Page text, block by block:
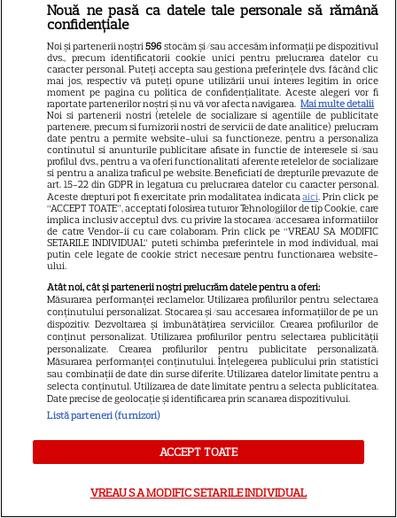
Scorpionii au șansa de a privi
dincolo de aparențe
Tragerile loto din 30 iulie 2026.
Numerele câştigătoare
extrase joi
De ce să nu arunci semințele
de la pepenele roșu – ce
beneficii au
de caniculă: când, cât şi cum
Nouă ne pasă ca datele tale personale să rămână
confidențiale
Noi și partenerii noștri596 stocăm și/sau accesăm informații pe dispozitivul
dvs., precum identificatorii cookie unici pentru prelucrarea datelor cu
caracter personal. Puteți accepta sau gestiona preferințele dvs. făcând clic
mai jos, respectiv vă puteți opune utilizării unui interes legitim în orice
moment pe pagina cu politica de confidențialitate. Aceste alegeri vor fi
raportate partenerilor noștri și nu vă vor afecta navigarea. Mai multe detalii
Noi si partenerii nostri (retelele de socializare si agentiile de publicitate
partenere, precum si furnizorii nostri de servicii de date analitice) prelucram
date pentru a permite website-ului sa functioneze, pentru a personaliza
continutul si anunturile publicitare afisate in functie de interesele si/sau
profilul dvs., pentru a va oferi functionalitati aferente retelelor de socializare
si pentru a analiza traficul pe website. Beneficiati de drepturile prevazute de
art. 15-22 din GDPR in legatura cu prelucrarea datelor cu caracter personal.
Aceste drepturi pot fi exercitate prin modalitatea indicataaici. Prin click pe
“ACCEPT TOATE”, acceptati folosirea tuturor Tehnologiilor de tip Cookie, care
implica inclusiv acceptul dvs. cu privire la stocarea/accesarea informatiilor
de catre Vendor-ii cu care colaboram. Prin click pe “VREAU SA MODIFIC
SETARILE INDIVIDUAL” puteti schimba preferintele in mod individual, mai
putin cele legate de cookie strict necesare pentru functionarea website-
ului.
Atât noi, cât și partenerii noștri prelucrăm datele pentru a oferi:
Măsurarea performanței reclamelor. Utilizarea profilurilor pentru selectarea
conținutului personalizat. Stocarea și/sau accesarea informațiilor de pe un
dispozitiv. Dezvoltarea și îmbunătățirea serviciilor. Crearea profilurilor de
conținut personalizat. Utilizarea profilurilor pentru selectarea publicității
personalizate. Crearea profilurilor pentru publicitate personalizată.
Măsurarea performanței conținutului. Înțelegerea publicului prin statistici
sau combinații de date din surse diferite. Utilizarea datelor limitate pentru a
selecta conținutul. Utilizarea de date limitate pentru a selecta publicitatea.
Date precise de geolocație și identificarea prin scanarea dispozitivului.
Listă parteneri (furnizori)
ACCEPT TOATE
VREAU SA MODIFIC SETARILE INDIVIDUAL